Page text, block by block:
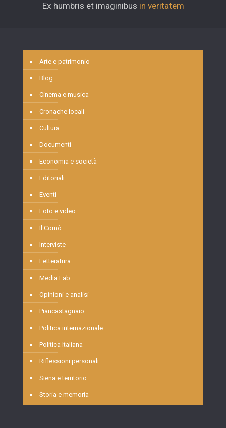
Ex humbris et imaginibus in veritatem
Arte e patrimonio
Blog
Cinema e musica
Cronache locali
Cultura
Documenti
Economia e società
Editoriali
Eventi
Foto e video
Il Comò
Interviste
Letteratura
Media Lab
Opinioni e analisi
Piancastagnaio
Politica internazionale
Politica Italiana
Riflessioni personali
Siena e territorio
Storia e memoria